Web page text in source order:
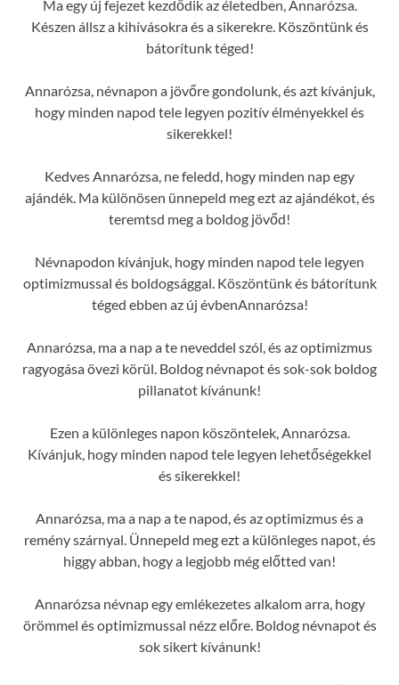
Ma egy új fejezet kezdődik az életedben, Annarózsa.
Készen állsz a kihívásokra és a sikerekre. Köszöntünk és
bátorítunk téged!
Annarózsa, névnapon a jövőre gondolunk, és azt kívánjuk,
hogy minden napod tele legyen pozitív élményekkel és
sikerekkel!
Kedves Annarózsa, ne feledd, hogy minden nap egy
ajándék. Ma különösen ünnepeld meg ezt az ajándékot, és
teremtsd meg a boldog jövőd!
Névnapodon kívánjuk, hogy minden napod tele legyen
optimizmussal és boldogsággal. Köszöntünk és bátorítunk
téged ebben az új évbenAnnarózsa!
Annarózsa, ma a nap a te neveddel szól, és az optimizmus
ragyogása övezi körül. Boldog névnapot és sok-sok boldog
pillanatot kívánunk!
Ezen a különleges napon köszöntelek, Annarózsa.
Kívánjuk, hogy minden napod tele legyen lehetőségekkel
és sikerekkel!
Annarózsa, ma a nap a te napod, és az optimizmus és a
remény szárnyal. Ünnepeld meg ezt a különleges napot, és
higgy abban, hogy a legjobb még előtted van!
Annarózsa névnap egy emlékezetes alkalom arra, hogy
örömmel és optimizmussal nézz előre. Boldog névnapot és
sok sikert kívánunk!